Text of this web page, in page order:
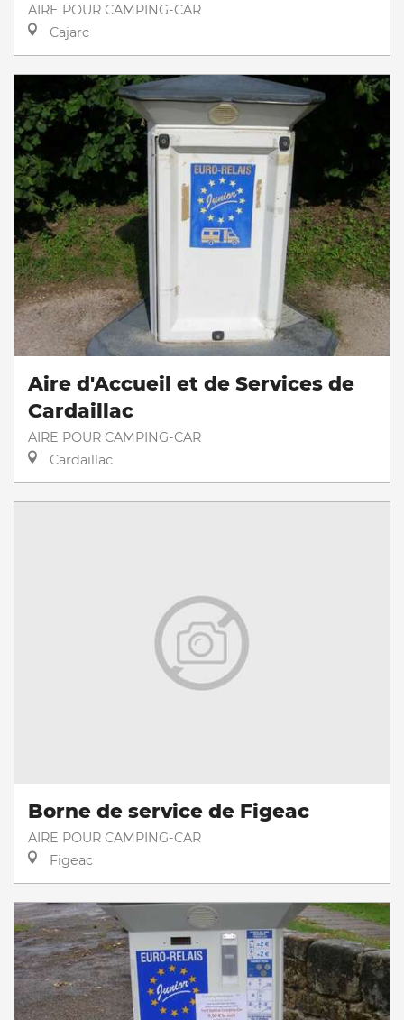
AIRE POUR CAMPING-CAR
Cajarc
Aire d'Accueil et de Services de
Cardaillac
AIRE POUR CAMPING-CAR
Cardaillac
Borne de service de Figeac
AIRE POUR CAMPING-CAR
Figeac